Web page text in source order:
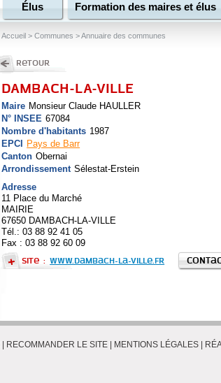
Élus Formation des maires et élus
Accueil >Communes >Annuaire des communes
Retour
DAMBACH-LA-VILLE
Maire Monsieur Claude HAULLER
N° INSEE 67084
Nombre d'habitants 1987
EPCI
Pays de Barr
Canton Obernai
Arrondissement Sélestat-Erstein
Adresse
11 Place du Marché
MAIRIE
67650 DAMBACH-LA-VILLE
Tél.: 03 88 92 41 05
Fax : 03 88 92 60 09
Site :www.dambach-la-ville.fr
RECOMMANDER LE SITE MENTIONS LÉGALES